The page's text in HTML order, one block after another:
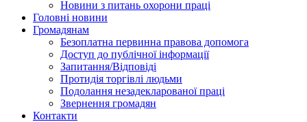
Новини з питань охорони праці
Головні новини
Громадянам
Безоплатна первинна правова допомога
Доступ до публічної інформації
Запитання/Відповіді
Протидія торгівлі людьми
Подолання незадекларованої праці
Звернення громадян
Контакти